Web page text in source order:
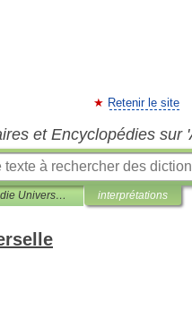
Retenir le site
et Encyclopédies sur
Encyclopédie Universelle interprétations